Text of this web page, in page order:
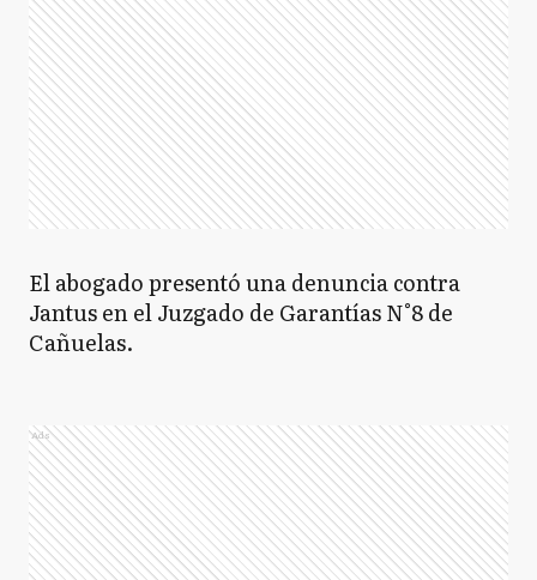
El abogado presentó una denuncia contra
Jantus en el Juzgado de Garantías N°8 de
Cañuelas.
Ads